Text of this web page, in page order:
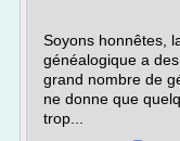
Soyons honnêtes,
généalogique a
grand nombre de
ne donne que
trop...